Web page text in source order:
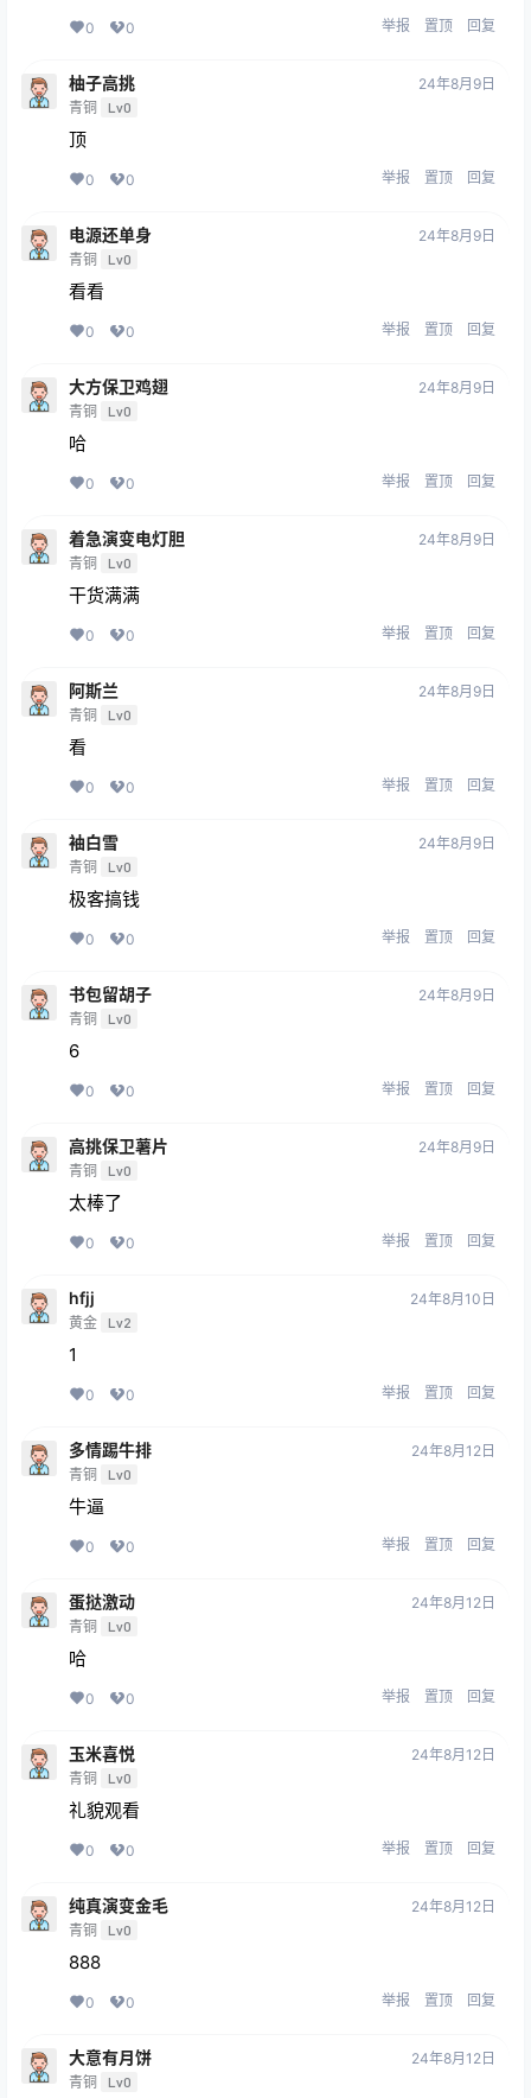
0 0 举报 置顶 回复
柚子高挑
青铜 Lv0
24年8月9日
顶
0 0 举报 置顶 回复
电源还单身
青铜 Lv0
24年8月9日
看看
0 0 举报 置顶 回复
大方保卫鸡翅
青铜 Lv0
24年8月9日
哈
0 0 举报 置顶 回复
着急演变电灯胆
青铜 Lv0
24年8月9日
干货满满
0 0 举报 置顶 回复
阿斯兰
青铜 Lv0
24年8月9日
看
0 0 举报 置顶 回复
袖白雪
青铜 Lv0
24年8月9日
极客搞钱
0 0 举报 置顶 回复
书包留胡子
青铜 Lv0
24年8月9日
6
0 0 举报 置顶 回复
高挑保卫薯片
青铜 Lv0
24年8月9日
太棒了
0 0 举报 置顶 回复
hfjj
黄金 Lv2
24年8月10日
1
0 0 举报 置顶 回复
多情踢牛排
青铜 Lv0
24年8月12日
牛逼
0 0 举报 置顶 回复
蛋挞激动
青铜 Lv0
24年8月12日
哈
0 0 举报 置顶 回复
玉米喜悦
青铜 Lv0
24年8月12日
礼貌观看
0 0 举报 置顶 回复
纯真演变金毛
青铜 Lv0
24年8月12日
888
0 0 举报 置顶 回复
大意有月饼
青铜 Lv0
24年8月12日